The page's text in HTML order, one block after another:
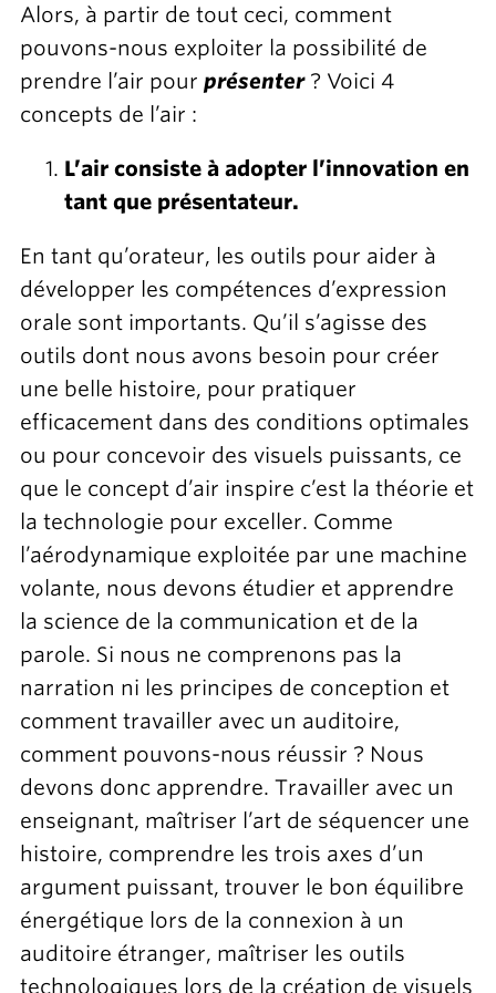
Alors, à partir de tout ceci, comment
pouvons-nous exploiter la possibilité de
prendre l’air pour présenter? Voici 4
concepts de l’air :
L’air consiste à adopter l’innovation en
tant que présentateur.
En tant qu’orateur, les outils pour aider à
développer les compétences d’expression
orale sont importants. Qu’il s’agisse des
outils dont nous avons besoin pour créer
une belle histoire, pour pratiquer
efficacement dans des conditions optimales
ou pour concevoir des visuels puissants, ce
que le concept d’air inspire c’est la théorie et
la technologie pour exceller. Comme
l’aérodynamique exploitée par une machine
volante, nous devons étudier et apprendre
la science de la communication et de la
parole. Si nous ne comprenons pas la
narration ni les principes de conception et
comment travailler avec un auditoire,
comment pouvons-nous réussir ? Nous
devons donc apprendre. Travailler avec un
enseignant, maîtriser l’art de séquencer une
histoire, comprendre les trois axes d’un
argument puissant, trouver le bon équilibre
énergétique lors de la connexion à un
auditoire étranger, maîtriser les outils
technologiques lors de la création de visuels